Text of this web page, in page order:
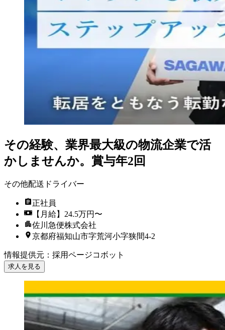
その経験、業界最大級の物流企業で活
かしませんか。賞与年2回
その他配送ドライバー
正社員
【月給】24.5万円〜
佐川急便株式会社
京都府福知山市字荒河小字狭間4-2
情報提供元 ： 採用ページコボット
求人を見る